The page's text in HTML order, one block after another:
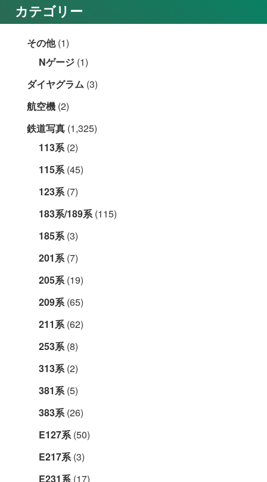
カテゴリー
その他(1)
Nゲージ (1)
ダイヤグラム (3)
航空機 (2)
鉄道写真 (1,325)
113系(2)
115系(45)
123系(7)
183系/189系(115)
185系(3)
201系(7)
205系(19)
209系(65)
211系(62)
253系(8)
313系(2)
381系(5)
383系(26)
E127系(50)
E217系(3)
E231系(17)